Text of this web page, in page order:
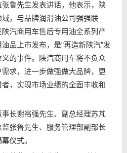
鲁先生发表讲话，他表示，陕
，与品牌润滑油公司强强联
汽商用车售后专用油全系列产
品上市发布，是“再造新陕汽”发
的事件。陕汽商用车将不负众
求，进一步做强做大品牌，更
，实现市场业绩的全面丰收和
长谢裕强先生、副总经理苏芃
张鲁先生、服务管理部副部长
仪式。